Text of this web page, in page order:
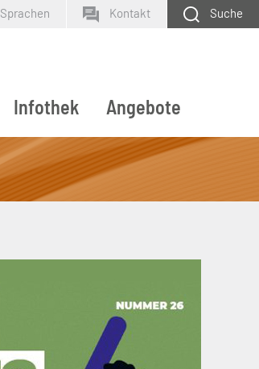
Sprachen Kontakt Suche
SUCHEN
Infothek Angebote